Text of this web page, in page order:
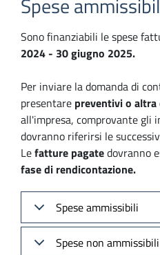
Sono finanziabili le spese
2024 - 30 giugno 2025.
Per inviare la domanda di
presentare preventivi o altra
all'impresa, comprovante gli
dovranno riferirsi le
Lefatture pagatedovranno
fase di rendicontazione.
Spese ammissibili
Spese non ammissibili